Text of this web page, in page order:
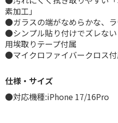
素加工」
●ガラスの端がなめらかな、
●シンプル貼り付けでズレな
用埃取りテープ付属
●マイクロファイバークロス
仕様・サイズ
●対応機種:iPhone 17/16Pro